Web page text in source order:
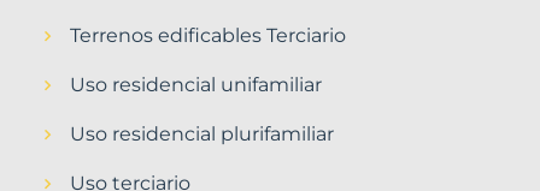
Terrenos edificables Terciario
Uso residencial unifamiliar
Uso residencial plurifamiliar
Uso terciario